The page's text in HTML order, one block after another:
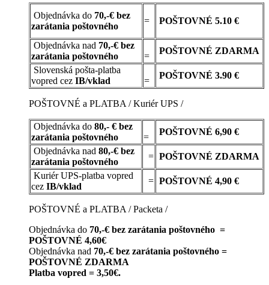
Objednávka do 70,-€ bez
zarátania poštovného
= POŠTOVNÉ 5.10 €
Objednávka nad 70,-€ bez
zarátania poštovného
=
POŠTOVNÉ ZDARMA
Slovenská pošta-platba
vopred cez IB/vklad =
POŠTOVNÉ 3.90 €
POŠTOVNÉ a PLATBA / Kuriér UPS /
Objednávka do 80,- € bez
zarátania poštovného
=
POŠTOVNÉ 6,90 €
Objednávka nad 80,-€ bez
zarátania poštovného
= POŠTOVNÉ ZDARMA
Kuriér UPS-platba vopred
cez IB/vklad
= POŠTOVNÉ 4,90 €
POŠTOVNÉ a PLATBA / Packeta /
Objednávka do 70,-€ bez zarátania poštovného =
POŠTOVNÉ 4,60€
Objednávka nad 70,-€ bez zarátania poštovného =
POŠTOVNÉ ZDARMA
Platba vopred = 3,50€.